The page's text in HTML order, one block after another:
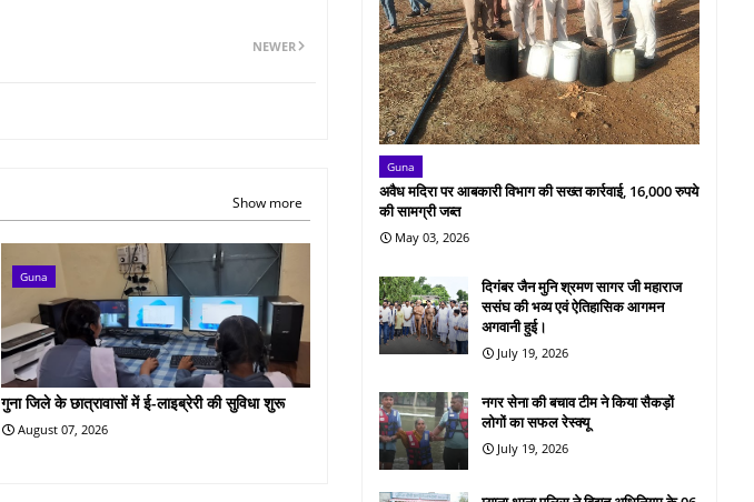
NEWER
Show more
Guna
गुना जिले के छात्रावासों में ई-लाइब्रेरी की सुविधा शुरू
August 07, 2026
Guna
अवैध मदिरा पर आबकारी विभाग की सख्त कार्रवाई, 16,000 रुपये
की सामग्री जब्त
May 03, 2026
दिगंबर जैन मुनि श्रमण सागर जी महाराज
ससंघ की भव्य एवं ऐतिहासिक आगमन
अगवानी हुई।
July 19, 2026
नगर सेना की बचाव टीम ने किया सैकड़ों
लोगों का सफल रेस्क्यू
July 19, 2026